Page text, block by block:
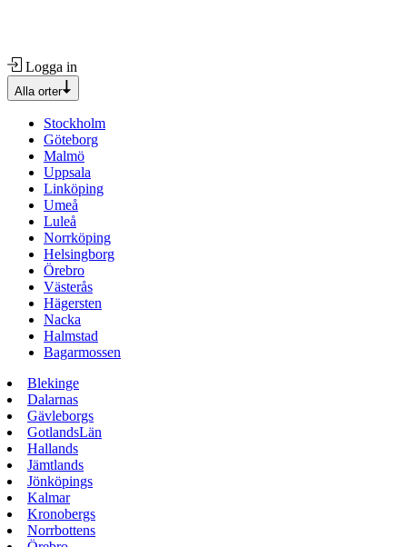
Logga in
Alla orter
Stockholm
Göteborg
Malmö
Uppsala
Linköping
Umeå
Luleå
Norrköping
Helsingborg
Örebro
Västerås
Hägersten
Nacka
Halmstad
Bagarmossen
Blekinge
Dalarnas
Gävleborgs
GotlandsLän
Hallands
Jämtlands
Jönköpings
Kalmar
Kronobergs
Norrbottens